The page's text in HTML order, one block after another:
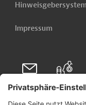
Impressum